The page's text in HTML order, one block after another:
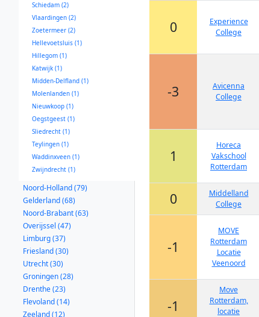
Schiedam (2)
Vlaardingen (2)
Zoetermeer (2)
Hellevoetsluis (1)
Hillegom (1)
Katwijk (1)
Midden-Delfland (1)
Molenlanden (1)
Nieuwkoop (1)
Oegstgeest (1)
Sliedrecht (1)
Teylingen (1)
Waddinxveen (1)
Zwijndrecht (1)
Noord-Holland (79)
Gelderland (68)
Noord-Brabant (63)
Overijssel (47)
Limburg (37)
Friesland (30)
Utrecht (30)
Groningen (28)
Drenthe (23)
Flevoland (14)
Zeeland (12)
0
Experience
College
-3
Avicenna
College
1
Horeca
Vakschool
Rotterdam
0
Middelland
College
-1
MOVE
Rotterdam
Locatie
Veenoord
-1
Move
Rotterdam,
locatie